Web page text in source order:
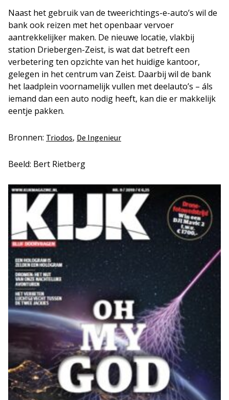
Naast het gebruik van de tweerichtings-e-auto’s wil de
bank ook reizen met het openbaar vervoer
aantrekkelijker maken. De nieuwe locatie, vlakbij
station Driebergen-Zeist, is wat dat betreft een
verbetering ten opzichte van het huidige kantoor,
gelegen in het centrum van Zeist. Daarbij wil de bank
het laadplein voornamelijk vullen met deelauto’s – áls
iemand dan een auto nodig heeft, kan die er makkelijk
eentje pakken.
Bronnen: Triodos, De Ingenieur
Beeld: Bert Rietberg